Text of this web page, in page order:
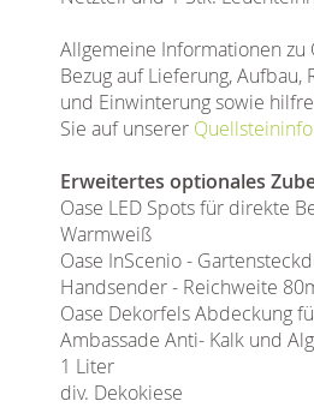
Allgemeine Informationen zu
Bezug auf Lieferung, Aufbau,
und Einwinterung sowie
Sie auf unserer Quellsteininfo
Erweitertes optionales
Oase LED Spots für direkte
Warmweiß
Oase InScenio -
Handsender - Reichweite
Oase Dekorfels Abdeckung
Ambassade Anti- Kalk und
1 Liter
div. Dekokiese